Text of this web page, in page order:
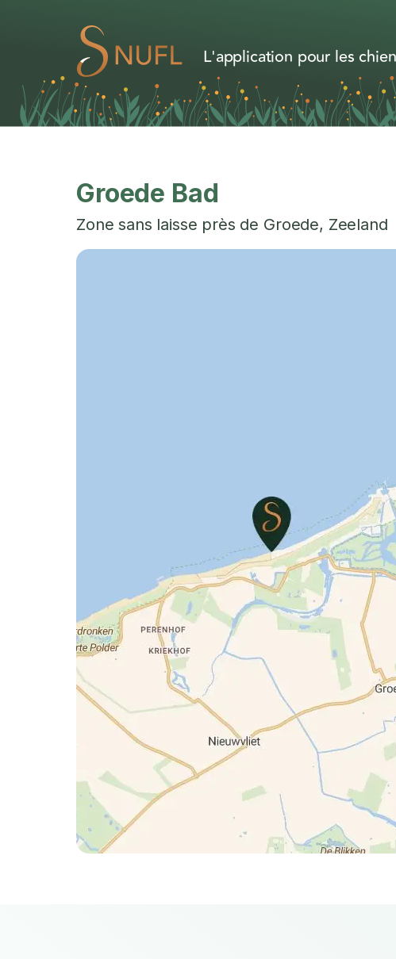
L'application pour les
Groede Bad
Zone sans laisse près de Groede, Zeeland